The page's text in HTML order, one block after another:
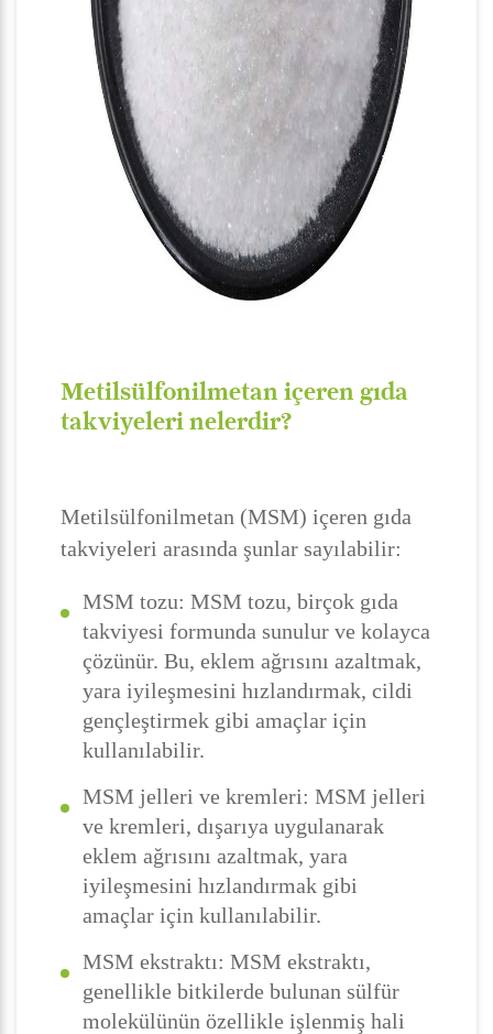
Metilsülfonilmetan içeren gıda
takviyeleri nelerdir?
Metilsülfonilmetan (MSM) içeren gıda
takviyeleri arasında şunlar sayılabilir:
MSM tozu: MSM tozu, birçok gıda
takviyesi formunda sunulur ve kolayca
çözünür. Bu, eklem ağrısını azaltmak,
yara iyileşmesini hızlandırmak, cildi
gençleştirmek gibi amaçlar için
kullanılabilir.
MSM jelleri ve kremleri: MSM jelleri
ve kremleri, dışarıya uygulanarak
eklem ağrısını azaltmak, yara
iyileşmesini hızlandırmak gibi
amaçlar için kullanılabilir.
MSM ekstraktı: MSM ekstraktı,
genellikle bitkilerde bulunan sülfür
molekülünün özellikle işlenmiş hali